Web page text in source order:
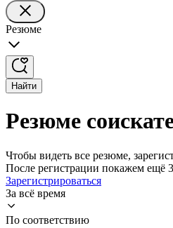
Резюме
Найти
Резюме
Чтобы видеть все резюме,
После регистрации покажем ещё
Зарегистрироваться
За всё время
По соответствию